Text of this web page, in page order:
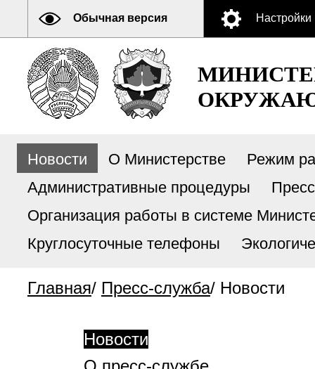
Обычная версия Настройки
Новости О Министерстве
Режим
Административные процедуры
Организация работы в системе
Круглосуточные телефоны
Главная/ Пресс-служба/ Новости
Новости